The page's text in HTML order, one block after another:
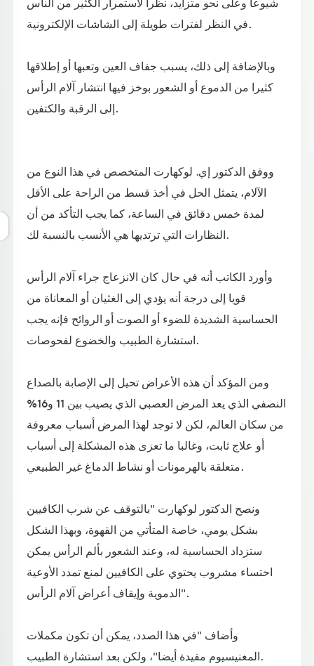
في النظر لفترات طويلة إلى الشاشات الإلكترونية.
وبالإضافة إلى ذلك، يسبب جفاف العين وتعبها أو إطلاقها
كثيرا من الدموع أو الشعور بوخز فيها انتشار آلام الرأس
إلى الرقبة والكتفين.
ووفق الدكتور إي. لوكهارت المتخصص في هذا النوع من
الآلام، يتمثل الحل في أخذ قسط من الراحة على الأقل
لمدة خمس دقائق في الساعة، كما يجب التأكد من أن
النظارات التي ترتديها هي الأنسب بالنسبة لك.
وأورد الكاتب أنه في حال كان الانزعاج جراء آلام الرأس
قويا إلى درجة أنه يؤدي إلى الغثيان أو المعاناة من
الحساسية الشديدة للضوء أو الصوت أو الروائح فإنه يجب
استشارة الطبيب والخضوع لفحوصات.
ومن المؤكد أن هذه الأعراض تحيل إلى الإصابة بالصداع
النصفي الذي يعد المرض العصبي الذي يصيب بين 11 و16%
من سكان العالم، لكن لا توجد لهذا المرض أسباب معروفة
أو علاج ثابت، وغالبا ما تعزى هذه المشكلة إلى أسباب
متعلقة بالهرمونات أو نشاط الدماغ غير الطبيعي.
ونصح الدكتور لوكهارت "بالتوقف عن شرب الكافيين
بشكل يومي، خاصة المتأتي من القهوة، وبهذا الشكل
ستزداد الحساسية له، وعند الشعور بألم الرأس يمكن
احتساء مشروب يحتوي على الكافيين لمنع تمدد الأوعية
الدموية وإيقاف أعراض آلام الرأس".
وأضاف "في هذا الصدد، يمكن أن تكون مكملات
المغنيسيوم مفيدة أيضا"، ولكن بعد استشارة الطبيب.